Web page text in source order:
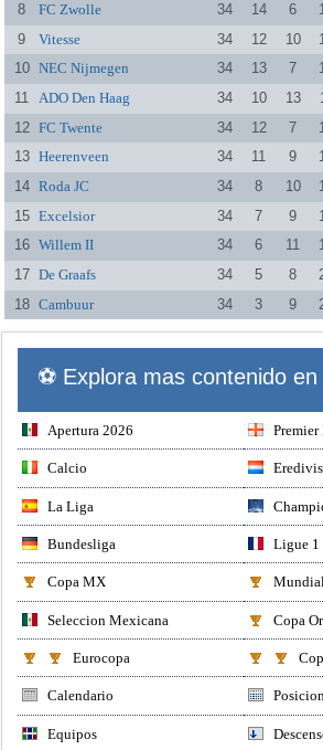
8
FC Zwolle 34 14 6
9
Vitesse 34 12 10
10 NEC Nijmegen 34 13 7
11
ADO Den Haag 34 10 13
12 FC Twente 34 12 7
13 Heerenveen 34 11 9
14 Roda JC 34 8 10
15 Excelsior 34 7 9
16 Willem II 34 6 11
17 De Graafs 34 5 8
18 Cambuur 34 3 9
⚽ Explora mas contenido
Apertura 2026 Premier
Calcio
La Liga
Bundesliga Ligue 1
Copa MX
Seleccion Mexicana Copa
Eurocopa
Calendario
Equipos